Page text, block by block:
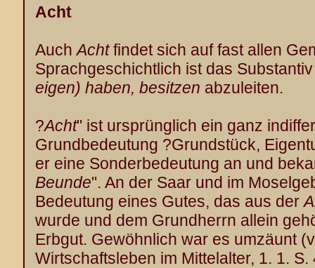
Acht
AuchAchtfindet sich auf fast allen
Sprachgeschichtlich ist das
eigen) haben, besitzen abzuleiten.
?Acht" ist ursprünglich ein ganz
Grundbedeutung ?Grundstück,
er eine Sonderbedeutung an und
Beunde". An der Saar und im
Bedeutung eines Gutes, das aus der
wurde und dem Grundherrn allein
Erbgut. Gewöhnlich war es umzäunt
Wirtschaftsleben im Mittelalter, 1. 1. S.